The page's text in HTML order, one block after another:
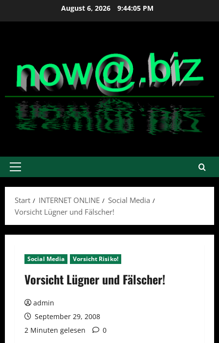
August 6, 2026 9:44:05 PM
Primäres
Start
INTERNET ONLINE
Social Media
Vorsicht Lügner und Fälscher!
Social Media Vorsicht Risiko!
Vorsicht Lügner und Fälscher!
admin
September 29, 2008
2 Minuten gelesen
0